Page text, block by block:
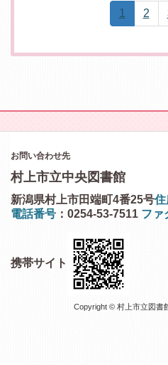
1 2
お問い合わせ先
村上市立中央図書館
住
新潟県村上市田端町4番25号
電話番号 ：0254-53-7511 ファ
携帯サイト
Copyright © 村上市立図書